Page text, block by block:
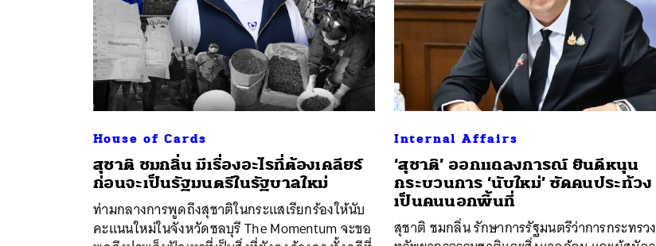
House of Cards
สุชาติ ชมกลิ่น มีเรื่องอะไรที่ต้องเคลียร์
ก่อนจะเป็นรัฐมนตรีในรัฐบาลใหม่
ท่ามกลางการพูดถึงสุชาติในกระแสเรียกร้องให้นับ
คะแนนใหม่ในจังหวัดชลบุรี The Momentum จะขอ
Internal Affairs
‘สุชาติ’ ออกแถลงการณ์ ยินดีหนุน
กระบวนการ ‘นับใหม่’ ซัดคนประท้วง
เป็นคนนอกพื้นที่
สุชาติ ชมกลิ่น รักษาการรัฐมนตรีว่าการกระทรวง